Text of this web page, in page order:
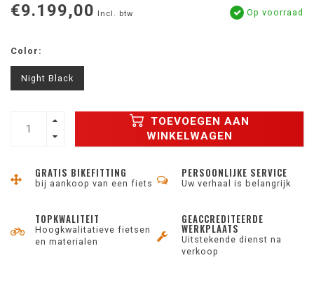
€9.199,00 Incl. btw Op voorraad
Color:
Night Black
TOEVOEGEN AAN
WINKELWAGEN
GRATIS BIKEFITTING
bij aankoop van een fiets
PERSOONLIJKE SERVICE
Uw verhaal is belangrijk
TOPKWALITEIT
Hoogkwalitatieve fietsen
en materialen
GEACCREDITEERDE
WERKPLAATS
Uitstekende dienst na
verkoop